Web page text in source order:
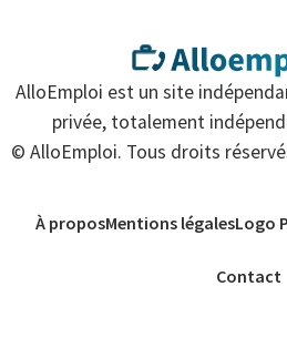
AlloEmploi est un site
privée, totalement
© AlloEmploi. Tous droits
À proposMentions légalesLogo
Contact